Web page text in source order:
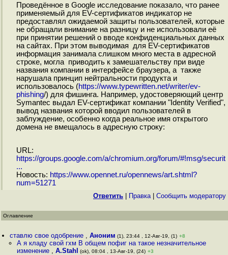
Проведённое в Google исследование показало, что ранее
применяемый для EV-сертификатов индикатор не
предоставлял ожидаемой защиты пользователей, которые
не обращали внимание на разницу и не использовали её
при принятии решений о вводе конфиденциальных данных
на сайтах. При этом выводимая для EV-сертификатов
информация занимала слишком много места в адресной
строке, могла приводить к замешательству при виде
названия компании в интерфейсе браузера, а также
нарушала принцип нейтральности продукта и
использовалось (https://www.typewritten.net/writer/ev-
phishing/) для фишинга. Например, удостоверяющий центр
Symantec выдал EV-сертификат компании "Identity Verified",
вывод названия которой вводил пользователей в
заблуждение, особенно когда реальное имя открытого
домена не вмещалось в адресную строку:
URL:
https://groups.google.com/a/chromium.org/forum/#!msg/securit
...
Новость: https://www.opennet.ru/opennews/art.shtml?
num=51271
Ответить Правка| Cообщить модератору
Оглавление
ставлю свое одобрение ,Аноним (1), 23:44 , 12-Авг-19, (1) +8
А я кладу свой гхм В общем пофиг на такое незначительное
изменение , A.Stahl (ok), 08:04 , 13-Авг-19, (24) +3